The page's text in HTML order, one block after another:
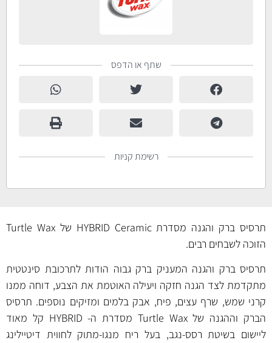
שתף או הדפס
רשימת קניות
תרסיס ברק והגנה מסדרת HYBRID Ceramic של Turtle Wax
הזוכה לשבחים רבים.
תרסיס ברק והגנה המעניק ברק גבוה הודות לתרכובת סינטטית
מתקדמת לצד הגנה חזקה ויעילה האוטמת את הצבע, דוחה ממנו
קרני שמש, שרף עצים, פיח, אבק בלמים ומזיקים נוספים. תרסיס
הברק וההגנה של Turtle Wax מסדרת ה- HYBRID קל מאוד
ליישום בשיטת רסס-נגב, בעל ריח מנגו-מתוק לחווית דיטיילינג